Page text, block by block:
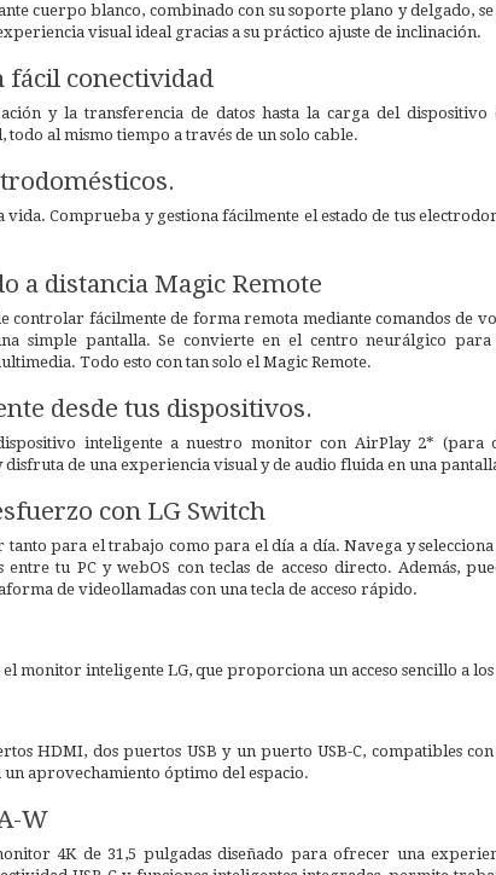
cuerpo blanco, combinado con su soporte plano y delgado,
visual ideal gracias a su práctico ajuste de inclinación.
fácil conectividad
y la transferencia de datos hasta la carga del
al mismo tiempo a través de un solo cable.
Comprueba y gestiona fácilmente el estado de tus
a distancia Magic Remote
controlar fácilmente de forma remota mediante comandos de
simple pantalla. Se convierte en el centro neurálgico para
Todo esto con tan solo el Magic Remote.
desde tus dispositivos.
inteligente a nuestro monitor con AirPlay 2* (para
de una experiencia visual y de audio fluida en una
con LG Switch
para el trabajo como para el día a día. Navega y
tu PC y webOS con teclas de acceso directo. Además,
de videollamadas con una tecla de acceso rápido.
monitor inteligente LG, que proporciona un acceso sencillo a los
HDMI, dos puertos USB y un puerto USB-C, compatibles
aprovechamiento óptimo del espacio.
W
4K de 31,5 pulgadas diseñado para ofrecer una